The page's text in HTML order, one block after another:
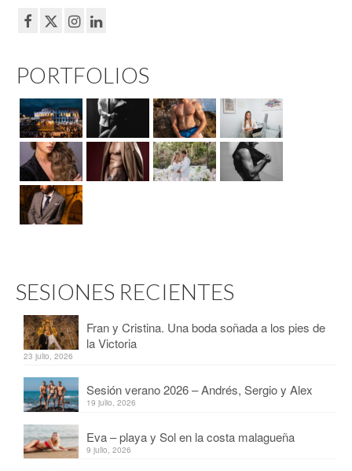
PORTFOLIOS
SESIONES RECIENTES
Fran y Cristina. Una boda soñada a los pies de
la Victoria
23 julio, 2026
Sesión verano 2026 – Andrés, Sergio y Alex
19 julio, 2026
Eva – playa y Sol en la costa malagueña
9 julio, 2026